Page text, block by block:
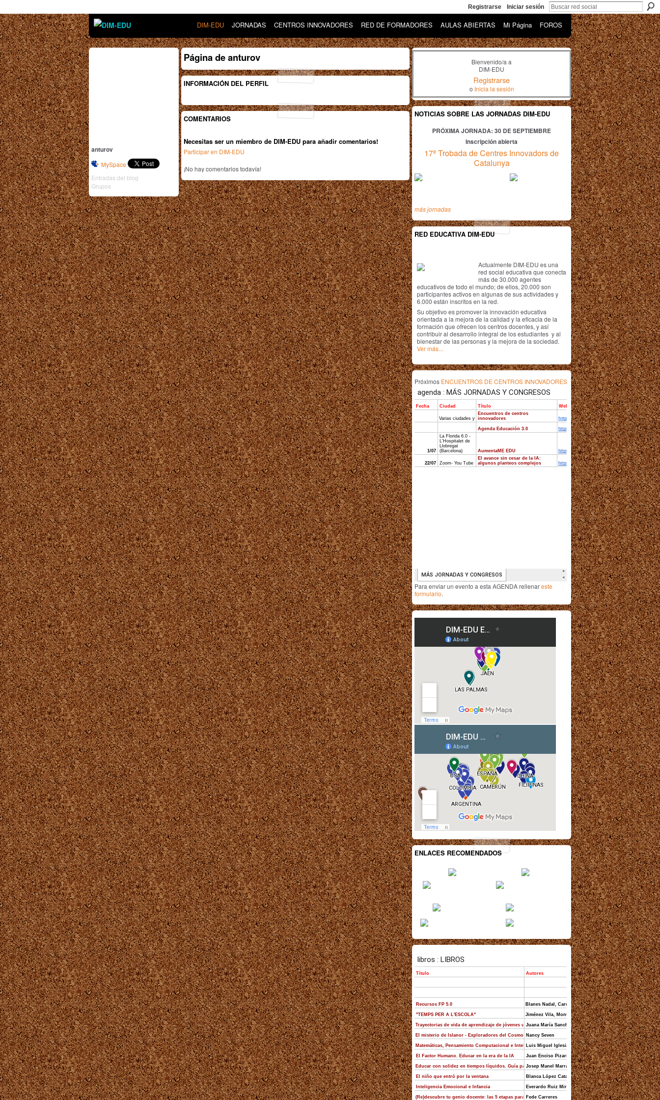
Registrarse Iniciar sesión
DIM-EDU JORNADAS CENTROS INNOVADORES RED DE FORMADORES AULAS ABIERTAS Mi Página FOROS
anturov
MySpace
Entradas del blog
Grupos
Página de anturov
INFORMACIÓN DEL PERFIL
COMENTARIOS
Necesitas ser un miembro de DIM-EDU para añadir comentarios!
Participar en DIM-EDU
¡No hay comentarios todavía!
Bienvenido/a a
DIM-EDU
Registrarse
o Inicia la sesión
NOTICIAS SOBRE LAS JORNADAS DIM-EDU
PRÓXIMA JORNADA: 30 DE SEPTIEMBRE
Inscripción abierta
17ª Trobada de Centres Innovadors de
Catalunya
más jornadas
RED EDUCATIVA DIM-EDU
Actualmente DIM-EDU es una
red social educativa que conecta
más de 30.000 agentes
educativos de todo el mundo; de ellos, 20.000 son
participantes activos en algunas de sus actividades y
6.000 están inscritos en la red.
Su objetivo es promover la innovación educativa
orientada a la mejora de la calidad y la eficacia de la
formación que ofrecen los centros docentes, y así
contribuir al desarrollo integral de los estudiantes y al
bienestar de las personas y la mejora de la sociedad.
Ver más...
Próximos ENCUENTROS DE CENTROS INNOVADORES
Para enviar un evento a esta AGENDA rellenareste
formulario.
ENLACES RECOMENDADOS